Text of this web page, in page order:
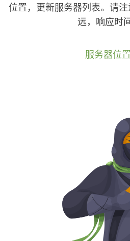
位置，更新服务器列表。请
远，响应时
服务器位置